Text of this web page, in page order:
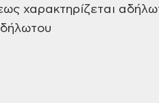
χαρακτηρίζεται